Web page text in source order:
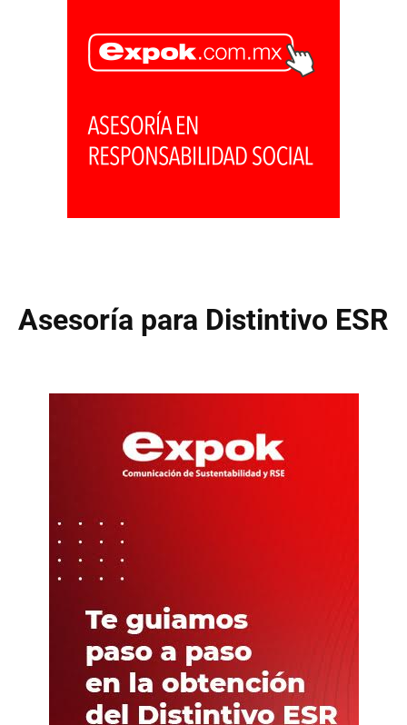
Asesoría para Distintivo ESR